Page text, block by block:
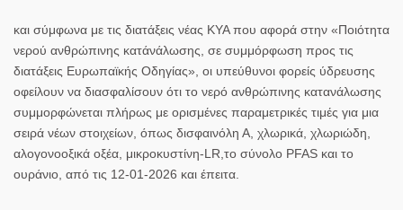
και σύμφωνα με τις διατάξεις νέας ΚΥΑ που αφορά στην «Ποιότητα
νερού ανθρώπινης κατάνάλωσης, σε συμμόρφωση προς τις
διατάξεις Ευρωπαϊκής Οδηγίας», οι υπεύθυνοι φορείς ύδρευσης
οφείλουν να διασφαλίσουν ότι το νερό ανθρώπινης κατανάλωσης
συμμορφώνεται πλήρως με ορισμένες παραμετρικές τιμές για μια
σειρά νέων στοιχείων, όπως δισφαινόλη Α, χλωρικά, χλωριώδη,
αλογονοοξικά οξέα, μικροκυστίνη-LR,το σύνολο PFAS και το
ουράνιο, από τις 12-01-2026 και έπειτα.